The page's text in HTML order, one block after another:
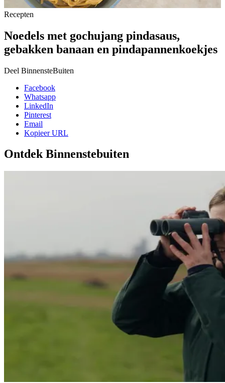
Recepten
Noedels met gochujang pindasaus,
gebakken banaan en pindapannenkoekjes
Deel BinnensteBuiten
Facebook
Whatsapp
LinkedIn
Pinterest
Email
Kopieer URL
Ontdek Binnenstebuiten